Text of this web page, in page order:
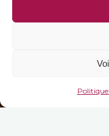
Politique